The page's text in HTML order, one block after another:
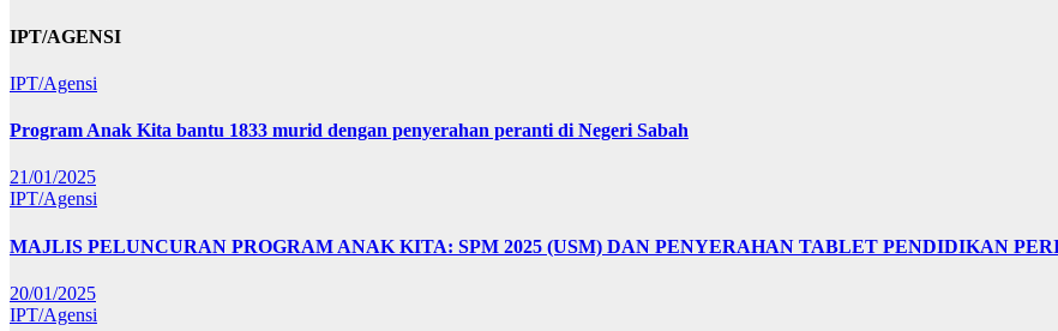
IPT/AGENSI
IPT/Agensi
Program Anak Kita bantu 1833 murid dengan penyerahan peranti di Negeri Sabah
21/01/2025
IPT/Agensi
MAJLIS PELUNCURAN PROGRAM ANAK KITA: SPM 2025 (USM) DAN PENYERAHAN TABLET PENDIDIKAN
20/01/2025
IPT/Agensi